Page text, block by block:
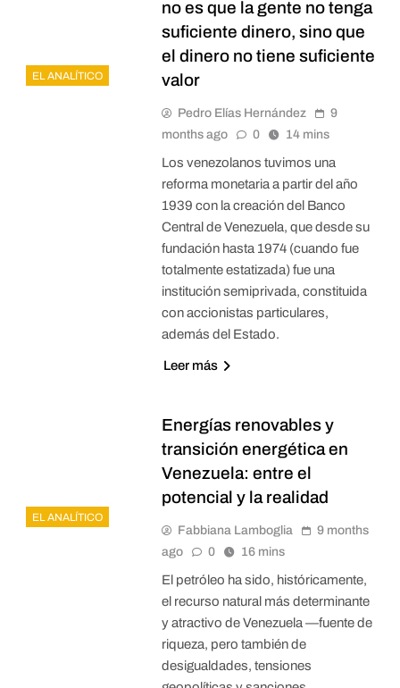
EL ANALÍTICO
no es que la gente no tenga
suficiente dinero, sino que
el dinero no tiene suficiente
valor
Pedro Elías Hernández
9
months ago
0 14 mins
Los venezolanos tuvimos una
reforma monetaria a partir del año
1939 con la creación del Banco
Central de Venezuela, que desde su
fundación hasta 1974 (cuando fue
totalmente estatizada) fue una
institución semiprivada, constituida
con accionistas particulares,
además del Estado.
Leer más
EL ANALÍTICO
Energías renovables y
transición energética en
Venezuela: entre el
potencial y la realidad
Fabbiana Lamboglia
9 months
ago
0 16 mins
El petróleo ha sido, históricamente,
el recurso natural más determinante
y atractivo de Venezuela —fuente de
riqueza, pero también de
desigualdades, tensiones